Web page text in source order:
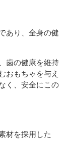
あり、全身の健
歯の健康を維持
おもちゃを与え
く、安全にこの
材を採用した